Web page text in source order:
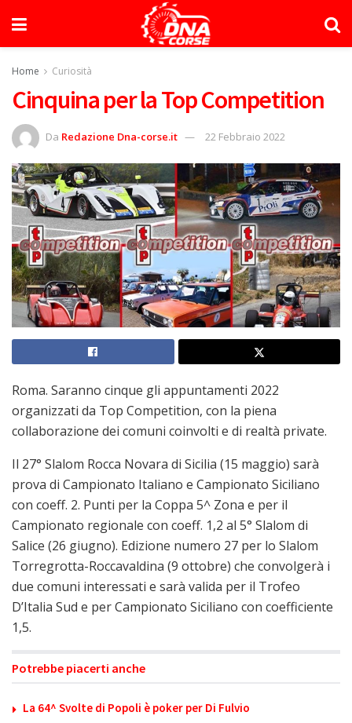
Home Curiosità
Cinquina per la Top Competition
Da Redazione Dna-corse.it 22 Febbraio 2022
Roma. Saranno cinque gli appuntamenti 2022
organizzati da Top Competition, con la piena
collaborazione dei comuni coinvolti e di realtà private.
Il 27° Slalom Rocca Novara di Sicilia (15 maggio) sarà
prova di Campionato Italiano e Campionato Siciliano
con coeff. 2. Punti per la Coppa 5^ Zona e per il
Campionato regionale con coeff. 1,2 al 5° Slalom di
Salice (26 giugno). Edizione numero 27 per lo Slalom
Torregrotta-Roccavaldina (9 ottobre) che convolgerà i
due comuni interessati e sarà valida per il Trofeo
D’Italia Sud e per Campionato Siciliano con coefficiente
1,5.
Potrebbe piacerti anche
La 64^ Svolte di Popoli è poker per Di Fulvio